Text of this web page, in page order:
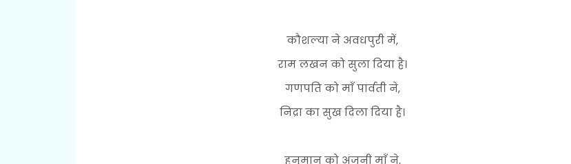
कौशल्या ने अवधपुरी में,
राम लखन को सुला दिया है।
गणपति को माँ पार्वती ने,
निद्रा का सुख दिला दिया है।
हनुमान को अंजनी माँ ने,